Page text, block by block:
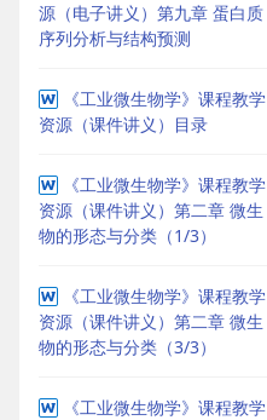
源（电子讲义）第九章 蛋白质
序列分析与结构预测
《工业微生物学》课程教学
资源（课件讲义）目录
《工业微生物学》课程教学
资源（课件讲义）第二章 微生
物的形态与分类（1/3）
《工业微生物学》课程教学
资源（课件讲义）第二章 微生
物的形态与分类（3/3）
《工业微生物学》课程教学